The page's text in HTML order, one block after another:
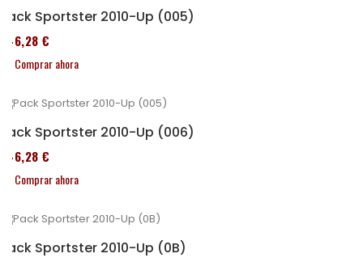
Pack Sportster 2010-Up (005)
246,28 €
Comprar ahora
Pack Sportster 2010-Up (006)
246,28 €
Comprar ahora
Pack Sportster 2010-Up (0B)